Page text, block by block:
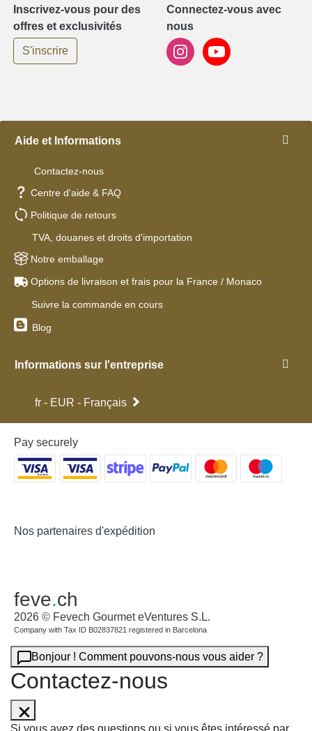
Inscrivez-vous pour des
offres et exclusivités
S'inscrire
Connectez-vous avec
nous
Aide et Informations
Contactez-nous
Centre d'aide & FAQ
Politique de retours
TVA, douanes et droits d'importation
Notre emballage
Options de livraison et frais pour la France / Monaco
Suivre la commande en cours
Blog
Informations sur l'entreprise
fr - EUR - Français
Pay securely
Nos partenaires d'expédition
feve.ch
2026 © Fevech Gourmet eVentures S.L.
Company with Tax ID B02837821 registered in Barcelona
Bonjour ! Comment pouvons-nous vous aider ?
Contactez-nous
Si vous avez des questions ou si vous êtes intéressé par